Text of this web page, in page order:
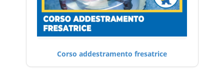
Corso addestramento fresatrice